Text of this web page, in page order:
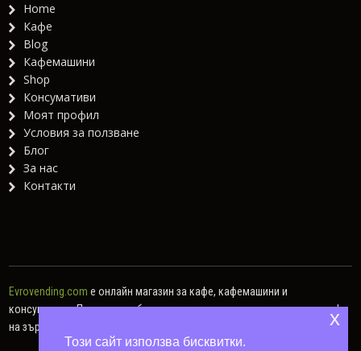
Home
Кафе
Blog
Кафемашини
Shop
Консумативи
Моят профил
Условия за ползване
Блог
За нас
Контакти
Evrovending.com е онлайн магазин за кафе, кафемашини и
консумативи. Предлагаме богат асортимент от различни видове кафе
на зърна, кафе капсули, мляно кафе, както и хартиени дози.
Този сайт използва бисквитки.
x